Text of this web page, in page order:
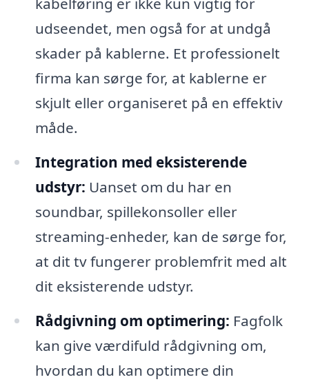
udseendet, men også for at undgå
skader på kablerne. Et professionelt
firma kan sørge for, at kablerne er
skjult eller organiseret på en effektiv
måde.
Integration med eksisterende
udstyr: Uanset om du har en
soundbar, spillekonsoller eller
streaming-enheder, kan de sørge for,
at dit tv fungerer problemfrit med alt
dit eksisterende udstyr.
Rådgivning om optimering: Fagfolk
kan give værdifuld rådgivning om,
hvordan du kan optimere din